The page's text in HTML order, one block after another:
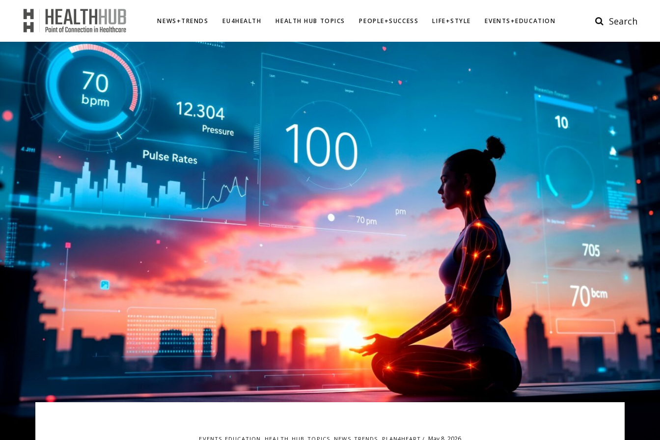
NEWS+TRENDS EU4HEALTH HEALTH HUB TOPICS PEOPLE+SUCCESS LIFE+STYLE EVENTS+EDUCATION Search